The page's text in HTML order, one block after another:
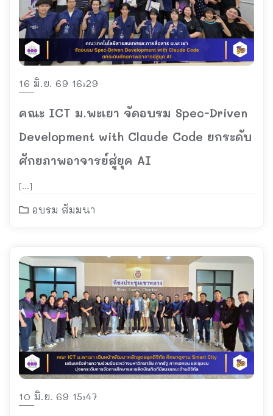
16 มิ.ย. 69 16:29
คณะ ICT ม.พะเยา จัดอบรม Spec-Driven
Development with Claude Code ยกระดับ
ศักยภาพอาจารย์สู่ยุค AI
[…]
อบรม สัมมนา
10 มิ.ย. 69 15:47